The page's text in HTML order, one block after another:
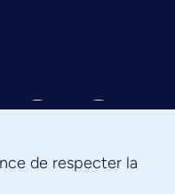
de respecter la